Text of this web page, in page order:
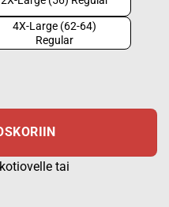
4X-Large (62-64)
Regular
/ M05 lumikuvio,
tai